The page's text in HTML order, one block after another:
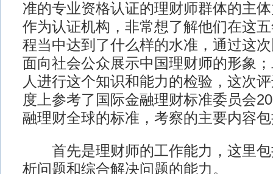
准的专业资格认证的理财师群体的主
作为认证机构，非常想了解他们在这
程当中达到了什么样的水准，通过这
面向社会公众展示中国理财师的形象
人进行这个知识和能力的检验，这次
度上参考了国际金融理财标准委员会
融理财全球的标准，考察的主要内容
首先是理财师的工作能力，这里包
析问题和综合解决问题的能力。